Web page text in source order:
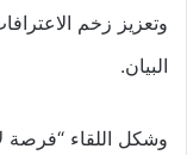
وتعزيز زخم
البيان.
وشكل اللقاء “فرصة